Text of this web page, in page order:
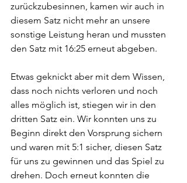
zurückzubesinnen, kamen wir auch in
diesem Satz nicht mehr an unsere
sonstige Leistung heran und mussten
den Satz mit 16:25 erneut abgeben.
Etwas geknickt aber mit dem Wissen,
dass noch nichts verloren und noch
alles möglich ist, stiegen wir in den
dritten Satz ein. Wir konnten uns zu
Beginn direkt den Vorsprung sichern
und waren mit 5:1 sicher, diesen Satz
für uns zu gewinnen und das Spiel zu
drehen. Doch erneut konnten die